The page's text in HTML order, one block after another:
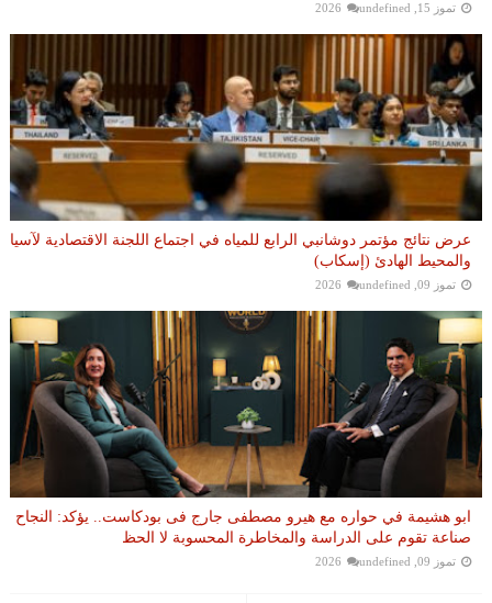
تموز 15, 2026 undefined
عرض نتائج مؤتمر دوشانبي الرابع للمياه في اجتماع اللجنة الاقتصادية لآسيا
والمحيط الهادئ (إسكاب)
تموز 09, 2026 undefined
ابو هشيمة في حواره مع هيرو مصطفى جارج فى بودكاست.. يؤكد: النجاح
صناعة تقوم على الدراسة والمخاطرة المحسوبة لا الحظ
تموز 09, 2026 undefined